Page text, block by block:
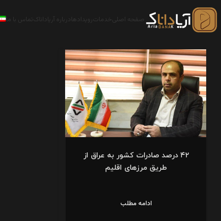
صفحه اصلی خدمات رویدادها درباره آریاداناکتماس با ما
۴۲ درصد صادرات کشور به عراق از
طریق مرزهای اقلیم
ادامه مطلب